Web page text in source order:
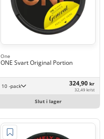
One
ONE Svart Original Portion
10 -pack 324,90 kr
32,49 kr/st
Slut i lager